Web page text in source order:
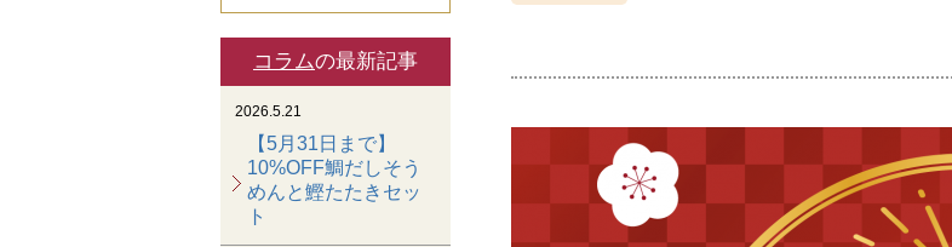
コラムの最新記事
2026.5.21
【5月31日まで】
10%OFF鯛だしそう
めんと鰹たたきセッ
ト